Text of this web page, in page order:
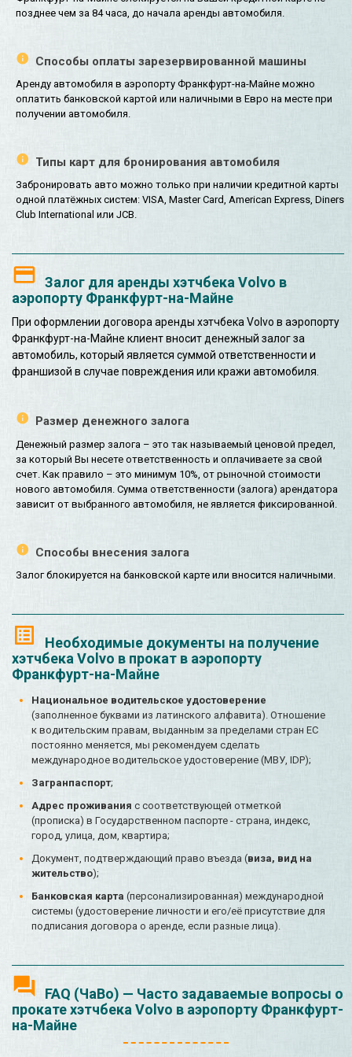
позднее чем за 84 часа, до начала аренды автомобиля.
Способы оплаты зарезервированной машины
Аренду автомобиля в аэропорту Франкфурт-на-Майне можно
оплатить банковской картой или наличными в Евро на месте при
получении автомобиля.
Типы карт для бронирования автомобиля
Забронировать авто можно только при наличии кредитной карты
одной платёжных систем: VISA, Master Card, American Express, Diners
Club International или JCB.
Залог для аренды хэтчбека Volvo в
аэропорту Франкфурт-на-Майне
При оформлении договора аренды хэтчбека Volvo в аэропорту
Франкфурт-на-Майне клиент вносит денежный залог за
автомобиль, который является суммой ответственности и
франшизой в случае повреждения или кражи автомобиля.
Размер денежного залога
Денежный размер залога – это так называемый ценовой предел,
за который Вы несете ответственность и оплачиваете за свой
счет. Как правило – это минимум 10%, от рыночной стоимости
нового автомобиля. Сумма ответственности (залога) арендатора
зависит от выбранного автомобиля, не является фиксированной.
Способы внесения залога
Залог блокируется на банковской карте или вносится наличными.
Необходимые документы на получение
хэтчбека Volvo в прокат в аэропорту
Франкфурт-на-Майне
Национальное водительское удостоверение
(заполненное буквами из латинского алфавита). Отношение
к водительским правам, выданным за пределами стран ЕС
постоянно меняется, мы рекомендуем сделать
международное водительское удостоверение (МВУ, IDP);
Загранпаспорт;
Адрес проживания с соответствующей отметкой
(прописка) в Государственном паспорте - страна, индекс,
город, улица, дом, квартира;
Документ, подтверждающий право въезда (виза, вид на
жительство);
Банковская карта (персонализированная) международной
системы (удостоверение личности и его/её присутствие для
подписания договора о аренде, если разные лица).
FAQ (ЧаВо) — Часто задаваемые вопросы о
прокате хэтчбека Volvo в аэропорту Франкфурт-
на-Майне